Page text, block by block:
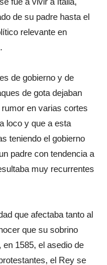
de su padre hasta el
relevante en
de gobierno y de
de gota dejaban
en varias cortes
loco y que a esta
teniendo el gobierno
padre con tendencia a
muy recurrentes
que afectaba tanto al
que su sobrino
1585, el asedio de
el Rey se